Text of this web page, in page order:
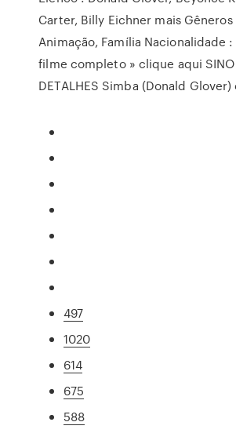
Carter, Billy Eichner mais
Animação, Família Nacionalidade :
filme completo » clique aqui
DETALHES Simba (Donald Glover)
497
1020
614
675
588